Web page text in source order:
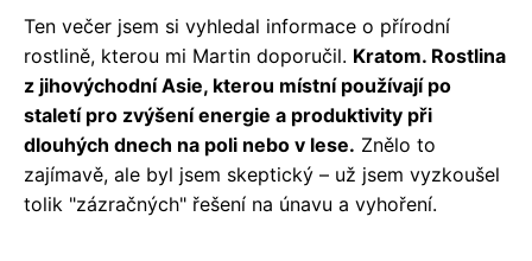
Ten večer jsem si vyhledal informace o přírodní
rostlině, kterou mi Martin doporučil. Kratom. Rostlina
z jihovýchodní Asie, kterou místní používají po
staletí pro zvýšení energie a produktivity při
dlouhých dnech na poli nebo v lese. Znělo to
zajímavě, ale byl jsem skeptický – už jsem vyzkoušel
tolik "zázračných" řešení na únavu a vyhoření.